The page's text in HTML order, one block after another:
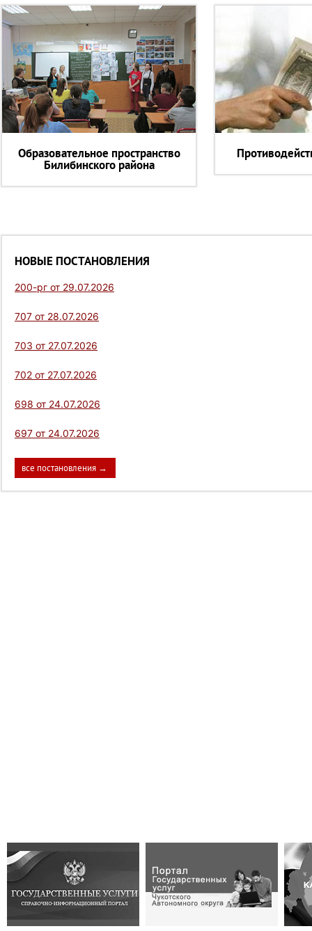
Образовательное пространство
Билибинского района
НОВЫЕ ПОСТАНОВЛЕНИЯ
200-рг от 29.07.2026
707 от 28.07.2026
703 от 27.07.2026
702 от 27.07.2026
698 от 24.07.2026
697 от 24.07.2026
все постановления →